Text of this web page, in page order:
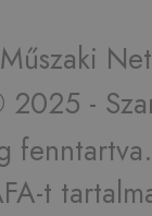
-
fenntartva.
t